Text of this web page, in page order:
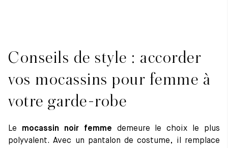
Conseils de style : accorder
vos mocassins pour femme à
votre garde-robe
Le mocassin noir femme demeure le choix le plus
polyvalent. Avec un pantalon de costume, il remplace